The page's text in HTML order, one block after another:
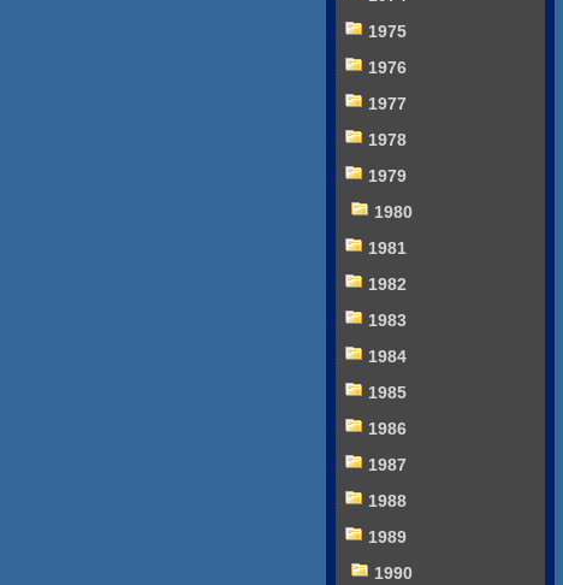
1975
1976
1977
1978
1979
1980
1981
1982
1983
1984
1985
1986
1987
1988
1989
1990